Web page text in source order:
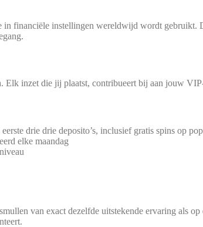
finan­cië­le instel­lin­gen wereld­wijd wordt
inzet die jij pla­atst, con­tri­bue­ert bij aan jouw
drie drie deposito’s, inclu­sief gra­tis spins op
elke maandag
van exact dez­elf­de uit­s­te­ken­de erva­ring als